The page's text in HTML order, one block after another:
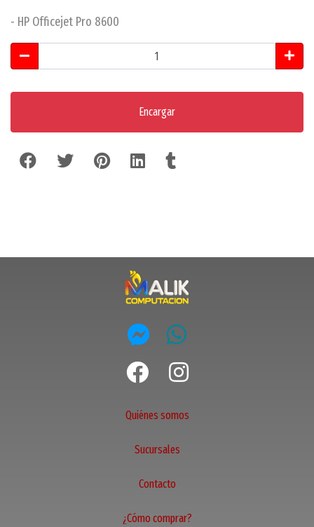
- HP Officejet Pro 8600
Encargar
Quiénes somos
Sucursales
Contacto
¿Cómo comprar?